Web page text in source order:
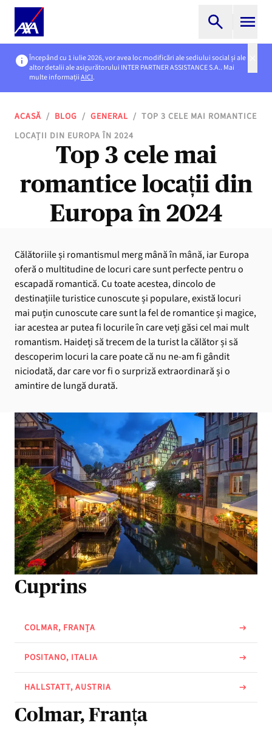
Începând cu 1 iulie 2026, vor avea loc modificări ale sediului social și ale
altor detalii ale asigurătorului INTER PARTNER ASSISTANCE S.A.. Mai
multe informațiiAICI.
ACASĂ / BLOG / GENERAL / TOP 3 CELE MAI ROMANTICE
LOCAȚII DIN EUROPA ÎN 2024
Top 3 cele mai
romantice locații din
Europa în 2024
Călătoriile și romantismul merg mână în mână, iar Europa
oferă o multitudine de locuri care sunt perfecte pentru o
escapadă romantică. Cu toate acestea, dincolo de
destinațiile turistice cunoscute și populare, există locuri
mai puțin cunoscute care sunt la fel de romantice și magice,
iar acestea ar putea fi locurile în care veți găsi cel mai mult
romantism. Haideți să trecem de la turist la călător și să
descoperim locuri la care poate că nu ne-am fi gândit
niciodată, dar care vor fi o surpriză extraordinară și o
amintire de lungă durată.
Cuprins
COLMAR, FRANȚA
POSITANO, ITALIA
HALLSTATT, AUSTRIA
Colmar, Franța